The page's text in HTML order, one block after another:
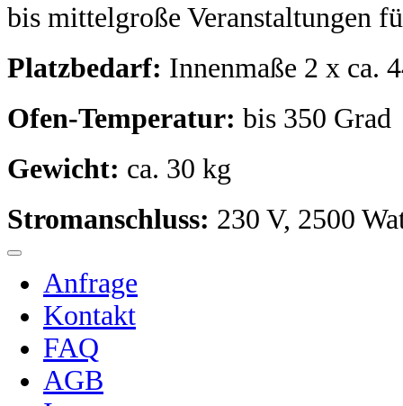
bis mittelgroße Veranstaltungen
Platzbedarf: Innenmaße 2 x ca.
Ofen-Temperatur: bis 350 Grad
Gewicht: ca. 30 kg
Stromanschluss: 230 V, 2500
Anfrage
Kontakt
FAQ
AGB